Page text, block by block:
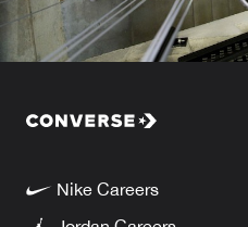
Nike Careers